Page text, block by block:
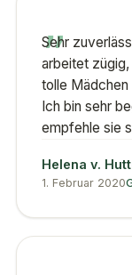
„
Sehr
arbeitet
tolle Mädchen
Ich bin sehr
empfehle sie
Helena v.
1. Februar 2020